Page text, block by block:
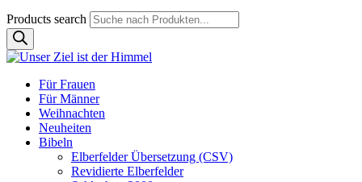
Products search
Für Frauen
Für Männer
Weihnachten
Neuheiten
Bibeln
Elberfelder Übersetzung (CSV)
Revidierte Elberfelder